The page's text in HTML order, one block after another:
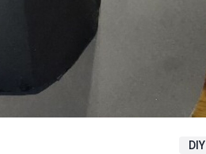
DIY